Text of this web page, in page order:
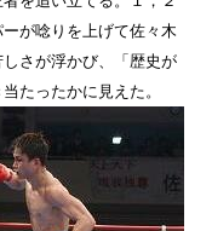
が唸りを上げて佐々木
さが浮かび、「歴史が
たったかに見えた。